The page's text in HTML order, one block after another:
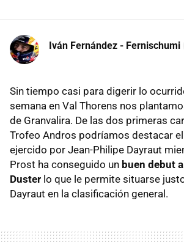
Iván Fernández - Fernischumi
Sin tiempo casi para digerir lo
semana en Val Thorens nos
de Granvalira. De las dos primeras
Trofeo Andros podríamos destacar
ejercido por Jean-Philipe Dayraut
Prost ha conseguido un buen debut
Duster lo que le permite situarse
Dayraut en la clasificación general.